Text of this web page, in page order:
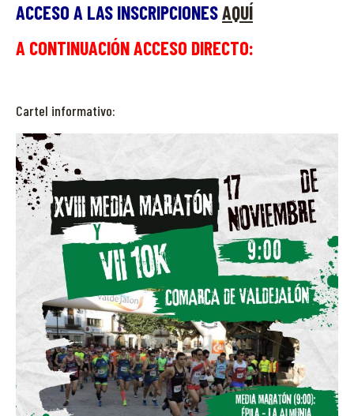
ACCESO A LAS INSCRIPCIONESAQUÍ
A CONTINUACIÓN ACCESO DIRECTO:
Cartel informativo: